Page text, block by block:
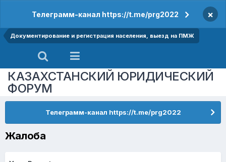
Телеграмм-канал https://t.me/prg2022 ×
Документирование и регистрация населения, выезд на ПМЖ
КАЗАХСТАНСКИЙ ЮРИДИЧЕСКИЙ
ФОРУМ
Телеграмм-канал https://t.me/prg2022
Жалоба